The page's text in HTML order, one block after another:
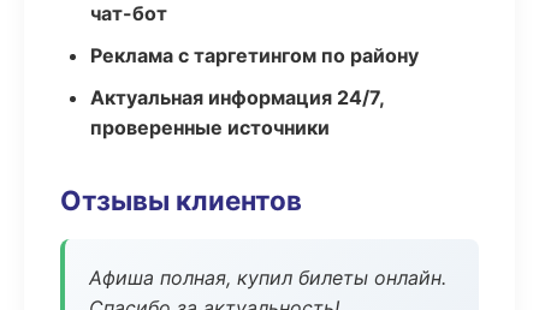
чат-бот
Реклама с таргетингом по району
Актуальная информация 24/7,
проверенные источники
Отзывы клиентов
Афиша полная, купил билеты онлайн.